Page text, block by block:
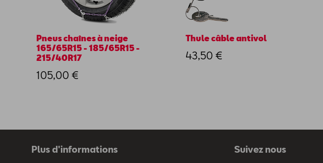
Pneus chaînes à neige
165/65R15 - 185/65R15 -
215/40R17
105,00 €
Thule câble antivol
43,50 €
Plus d'informations Suivez nous